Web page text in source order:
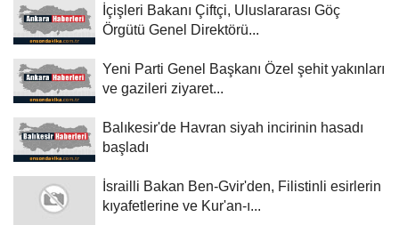
İçişleri Bakanı Çiftçi, Uluslararası Göç
Örgütü Genel Direktörü...
Yeni Parti Genel Başkanı Özel şehit yakınları
ve gazileri ziyaret...
Balıkesir'de Havran siyah incirinin hasadı
başladı
İsrailli Bakan Ben-Gvir'den, Filistinli esirlerin
kıyafetlerine ve Kur'an-ı...